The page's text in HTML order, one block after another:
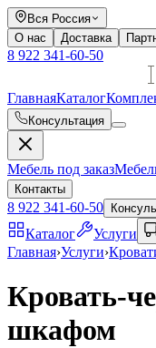
Вся Россия
О нас
Доставка
8 922 341-60-50
ГлавнаяКаталог
Консультация
Мебель под заказ
Контакты
8 922 341-60-50
Каталог Услуги
Главная›Услуги›
Кровать-
шкафом